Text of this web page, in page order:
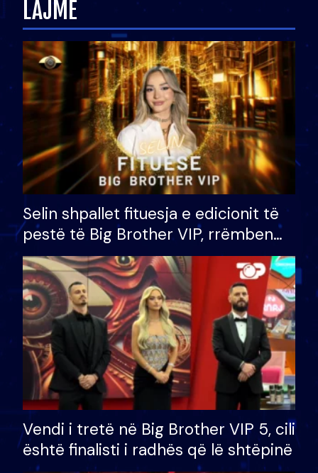
LAJME
Selin shpallet fituesja e edicionit të
pestë të Big Brother VIP, rrëmben
çmimin e madh prej 100 mijë eurosh
Vendi i tretë në Big Brother VIP 5, cili
është finalisti i radhës që lë shtëpinë